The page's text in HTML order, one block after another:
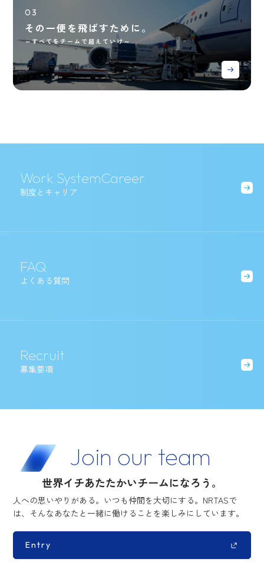
03
その一便を飛ばすために。
～すべてをチームで超えていけ～
Work SystemCareer
制度とキャリア
FAQ
よくある質問
Recruit
募集要項
Join our team
世界イチあたたかいチームになろう。
人への思いやりがある。いつも仲間を大切にする。NRTASで
は、 そんなあなたと一緒に働けることを楽しみにしています。
Entry